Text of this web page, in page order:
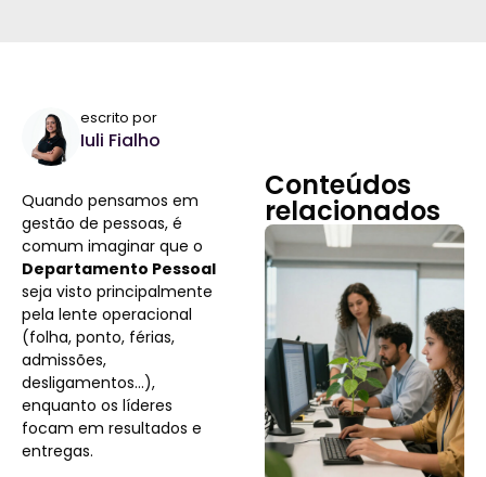
escrito por
Iuli Fialho
Quando pensamos em
gestão de pessoas, é
comum imaginar que o
Departamento Pessoal
seja visto principalmente
pela lente operacional
(folha, ponto, férias,
admissões,
desligamentos…),
enquanto os líderes
focam em resultados e
entregas.
Conteúdos
relacionados